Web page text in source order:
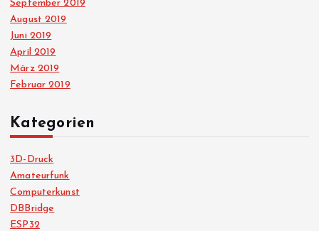
September 2019
August 2019
Juni 2019
April 2019
März 2019
Februar 2019
Kategorien
3D-Druck
Amateurfunk
Computerkunst
DBBridge
ESP32